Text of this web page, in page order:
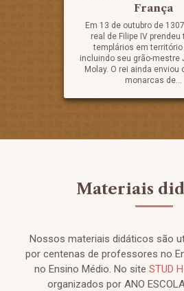
França
Em 13 de outubro de
real de Filipe IV prendeu
templários em
incluindo seu grão-mestre
Molay. O rei ainda enviou
monarcas de...
Materiais
Nossos materiais didáticos são
por centenas de professores no
no Ensino Médio. No site STUD
organizados por ANO